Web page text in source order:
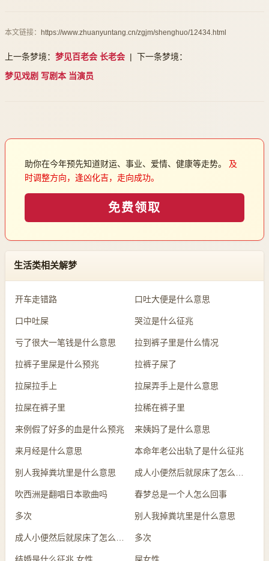
本文链接： https://www.zhuanyuntang.cn/zgjm/shenghuo/12434.html
上一条梦境： 梦见百老会 长老会 | 下一条梦境：
梦见戏剧 写剧本 当演员
助你在今年预先知道财运、事业、爱情、健康等走势。 及
时调整方向，逢凶化吉，走向成功。
免费领取
生活类相关解梦
开车走错路 口吐大便是什么意思
口中吐屎 哭泣是什么征兆
亏了很大一笔钱是什么意思 拉到裤子里是什么情况
拉裤子里屎是什么预兆 拉裤子屎了
拉屎拉手上 拉屎弄手上是什么意思
拉屎在裤子里 拉稀在裤子里
来例假了好多的血是什么预兆 来姨妈了是什么意思
来月经是什么意思 本命年老公出轨了是什么征兆
别人我掉粪坑里是什么意思
吹西洲是翻唱日本歌曲吗 春梦总是一个人怎么回事
多次 别人我掉粪坑里是什么意思
多次